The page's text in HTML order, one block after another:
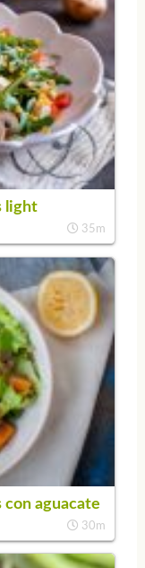
light
35m
con aguacate
30m